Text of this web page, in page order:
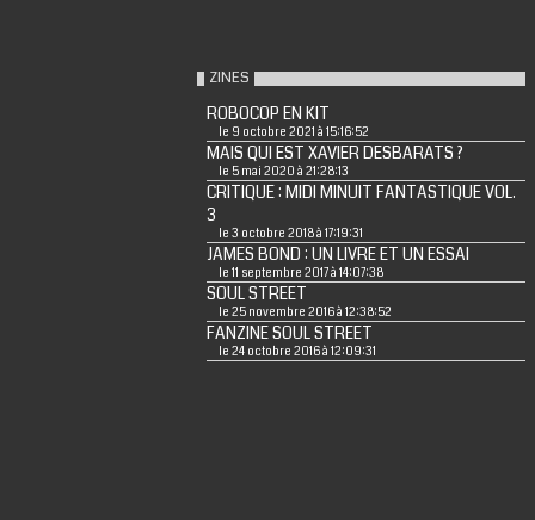
ZINES
ROBOCOP EN KIT
le 9 octobre 2021 à 15:16:52
MAIS QUI EST XAVIER DESBARATS ?
le 5 mai 2020 à 21:28:13
CRITIQUE : MIDI MINUIT FANTASTIQUE VOL.
3
le 3 octobre 2018 à 17:19:31
JAMES BOND : UN LIVRE ET UN ESSAI
le 11 septembre 2017 à 14:07:38
SOUL STREET
le 25 novembre 2016 à 12:38:52
FANZINE SOUL STREET
le 24 octobre 2016 à 12:09:31